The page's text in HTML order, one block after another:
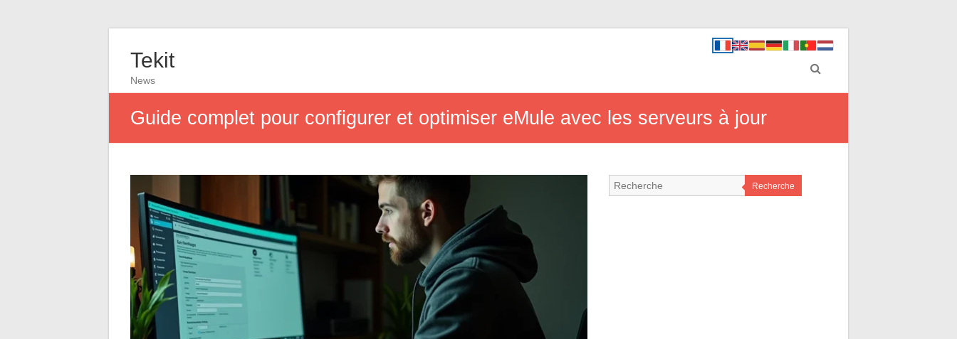
Tekit
News
Guide complet pour configurer et optimiser eMule avec les serveurs à jour
Recherche